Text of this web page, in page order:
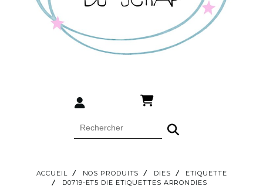
ACCUEIL NOS PRODUITS DIES
ETIQUETTE
D0719-ET5 DIE ETIQUETTES ARRONDIES